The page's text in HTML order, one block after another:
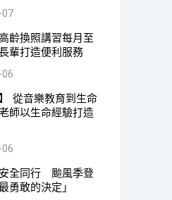
07
齡換照講習每月至
輩打造便利服務
從音樂教育到生命
師以生命經驗打造
全同行 颱風季登
勇敢的決定」